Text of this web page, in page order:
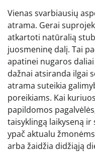
Vienas svarbiausių
atrama. Gerai
atkartoti natūralią
juosmeninę dalį. Tai
apatinei nugaros
dažnai atsiranda ilgai
atrama suteikia
poreikiams. Kai
papildomos
taisyklingą laikyseną
ypač aktualu
arba žaidžia didžiąją